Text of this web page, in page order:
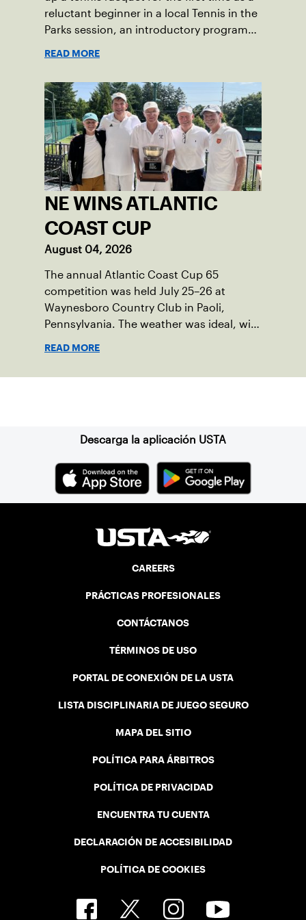
reluctant beginner in a local Tennis in the
Parks session, an introductory program
time, he’s the one running the drills.
READ MORE
NE WINS ATLANTIC
COAST CUP
August 04, 2026
The annual Atlantic Coast Cup 65
competition was held July 25–26 at
Waynesboro Country Club in Paoli,
Pennsylvania. The weather was ideal, with
spectators.
READ MORE
Descarga la aplicación USTA
CAREERS
PRÁCTICAS PROFESIONALES
CONTÁCTANOS
TÉRMINOS DE USO
PORTAL DE CONEXIÓN DE LA USTA
LISTA DISCIPLINARIA DE JUEGO SEGURO
MAPA DEL SITIO
POLÍTICA PARA ÁRBITROS
POLÍTICA DE PRIVACIDAD
ENCUENTRA TU CUENTA
DECLARACIÓN DE ACCESIBILIDAD
POLÍTICA DE COOKIES